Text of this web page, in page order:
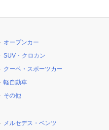
オープンカー
SUV・クロカン
クーペ・スポーツカー
軽自動車
その他
メルセデス・ベンツ